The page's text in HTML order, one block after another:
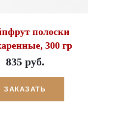
полоски
300 гр
835 руб.
ЗАКАЗАТЬ